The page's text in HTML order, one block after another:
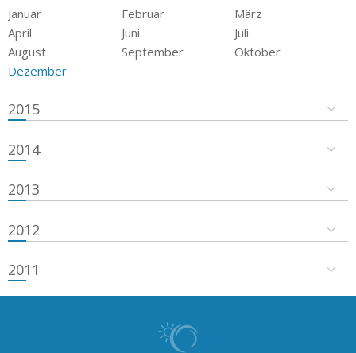
Januar Februar
März
April
Juni
Juli
August
September
Oktober
Dezember
2015
2014
2013
2012
2011